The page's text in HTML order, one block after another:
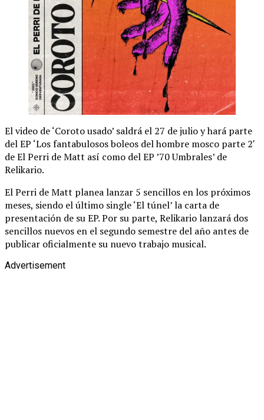
El video de ‘Coroto usado’ saldrá el 27 de julio y hará parte
del EP ‘Los fantabulosos boleos del hombre mosco parte 2′
de El Perri de Matt así como del EP ’70 Umbrales’ de
Relikario.
El Perri de Matt planea lanzar 5 sencillos en los próximos
meses, siendo el último single ‘El túnel’ la carta de
presentación de su EP. Por su parte, Relikario lanzará dos
sencillos nuevos en el segundo semestre del año antes de
publicar oficialmente su nuevo trabajo musical.
Advertisement